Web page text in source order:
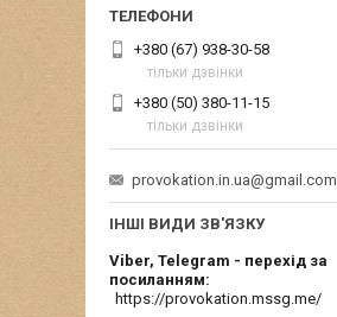
+380 (67) 938-30-58
тільки дзвінки
+380 (50) 380-11-15
тільки дзвінки
provokation.in.ua@gmail.com
ІНШІ ВИДИ ЗВ'ЯЗКУ
Viber, Telegram - перехід за
посиланням
https://provokation.mssg.me/